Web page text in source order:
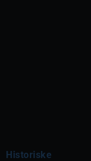
Historiske